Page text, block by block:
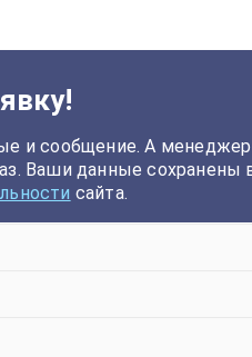
и сообщение. А
Ваши данные сохранены
сайта.